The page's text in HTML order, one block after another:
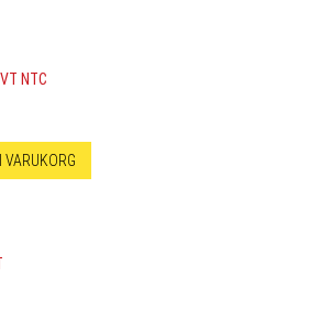
NTC
VARUKORG